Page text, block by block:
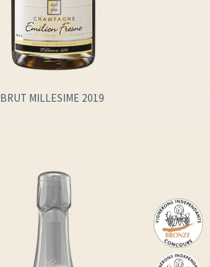
BRUT MILLESIME 2019